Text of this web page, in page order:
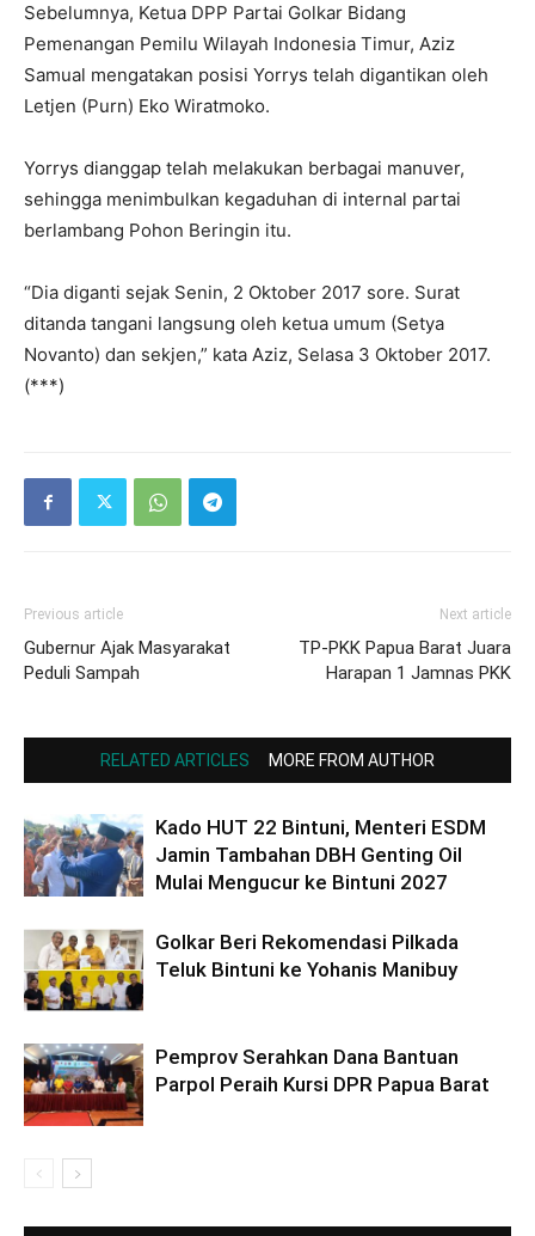
Sebelumnya, Ketua DPP Partai Golkar Bidang
Pemenangan Pemilu Wilayah Indonesia Timur, Aziz
Samual mengatakan posisi Yorrys telah digantikan oleh
Letjen (Purn) Eko Wiratmoko.
Yorrys dianggap telah melakukan berbagai manuver,
sehingga menimbulkan kegaduhan di internal partai
berlambang Pohon Beringin itu.
“Dia diganti sejak Senin, 2 Oktober 2017 sore. Surat
ditanda tangani langsung oleh ketua umum (Setya
Novanto) dan sekjen,” kata Aziz, Selasa 3 Oktober 2017.
(***)
Previous article
Gubernur Ajak Masyarakat
Peduli Sampah
Next article
TP-PKK Papua Barat Juara
Harapan 1 Jamnas PKK
RELATED ARTICLES MORE FROM AUTHOR
Kado HUT 22 Bintuni, Menteri ESDM
Jamin Tambahan DBH Genting Oil
Mulai Mengucur ke Bintuni 2027
Golkar Beri Rekomendasi Pilkada
Teluk Bintuni ke Yohanis Manibuy
Pemprov Serahkan Dana Bantuan
Parpol Peraih Kursi DPR Papua Barat